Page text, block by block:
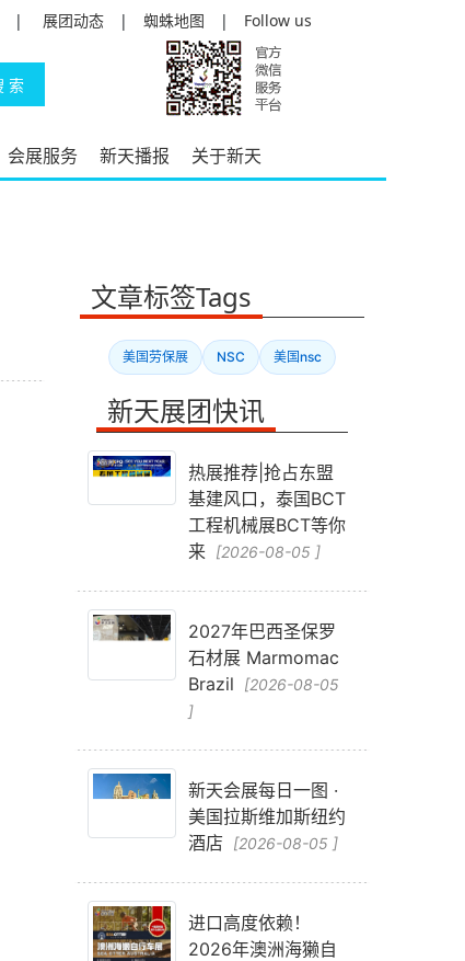
| 展团动态 | 蜘蛛地图 | Follow us
会展服务 新天播报 关于新天
文章标签Tags
美国劳保展 NSC 美国nsc
新天展团快讯
热展推荐|抢占东盟
基建风口，泰国BCT
工程机械展BCT等你
来 [2026-08-05 ]
2027年巴西圣保罗
石材展 Marmomac
Brazil
[2026-08-05
]
新天会展每日一图 ·
美国拉斯维加斯纽约
酒店
[2026-08-05 ]
进口高度依赖！
2026年澳洲海獭自